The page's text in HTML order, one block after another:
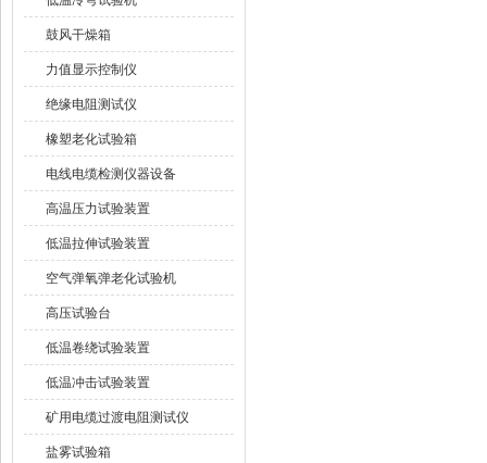
鼓风干燥箱
力值显示控制仪
绝缘电阻测试仪
橡塑老化试验箱
电线电缆检测仪器设备
高温压力试验装置
低温拉伸试验装置
空气弹氧弹老化试验机
高压试验台
低温卷绕试验装置
低温冲击试验装置
矿用电缆过渡电阻测试仪
盐雾试验箱